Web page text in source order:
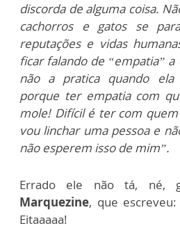
discorda de alguma coisa.
cachorros e gatos se
reputações e vidas
ficar falando de “empatia” a
não a pratica quando ela
porque ter empatia com
mole! Difícil é ter com
vou linchar uma pessoa e
não esperem isso de mim”.
Errado ele não tá, né,
Marquezine, que escreveu:
Eitaaaaa!